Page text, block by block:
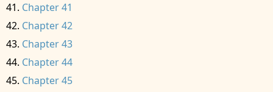
Chapter 41
Chapter 42
Chapter 43
Chapter 44
Chapter 45